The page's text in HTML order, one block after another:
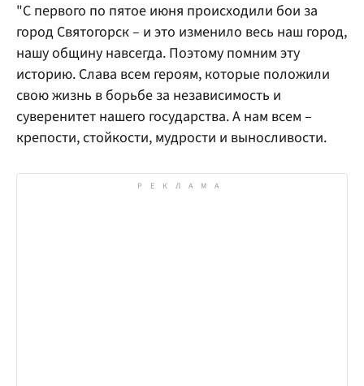
"С первого по пятое июня происходили бои за
город Святогорск – и это изменило весь наш город,
нашу общину навсегда. Поэтому помним эту
историю. Слава всем героям, которые положили
свою жизнь в борьбе за независимость и
суверенитет нашего государства. А нам всем –
крепости, стойкости, мудрости и выносливости.